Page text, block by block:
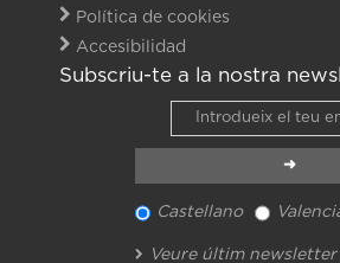
Política de cookies
Accesibilidad
Subscriu-te a la nostra
Castellano
Veure últim newsletter